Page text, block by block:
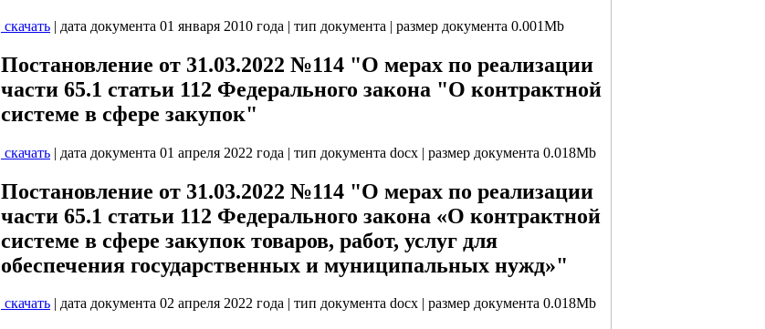
скачать | дата документа 01 января 2010 года | тип документа | размер документа 0.001Mb
Постановление от 31.03.2022 №114 "О мерах по реализации
части 65.1 статьи 112 Федерального закона "О контрактной
системе в сфере закупок"
скачать | дата документа 01 апреля 2022 года | тип документа docx | размер документа 0.018Mb
Постановление от 31.03.2022 №114 "О мерах по реализации
части 65.1 статьи 112 Федерального закона «О контрактной
системе в сфере закупок товаров, работ, услуг для
обеспечения государственных и муниципальных нужд»"
скачать | дата документа 02 апреля 2022 года | тип документа docx | размер документа 0.018Mb